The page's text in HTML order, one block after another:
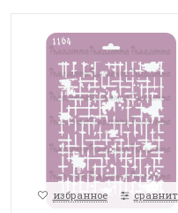
избранное